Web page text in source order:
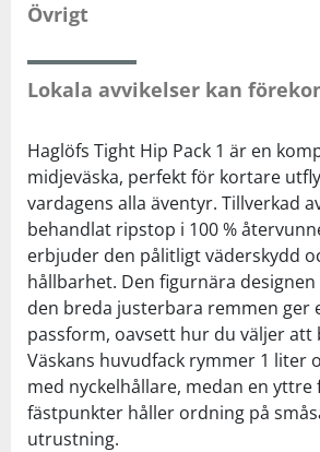
Övrigt
Lokala avvikelser kan
Haglöfs Tight Hip Pack 1 är en
midjeväska, perfekt för kortare
vardagens alla äventyr. Tillverkad
behandlat ripstop i 100 %
erbjuder den pålitligt väderskydd
hållbarhet. Den figurnära
den breda justerbara remmen ger
passform, oavsett hur du väljer att
Väskans huvudfack rymmer 1 liter
med nyckelhållare, medan en yttre
fästpunkter håller ordning på
utrustning.